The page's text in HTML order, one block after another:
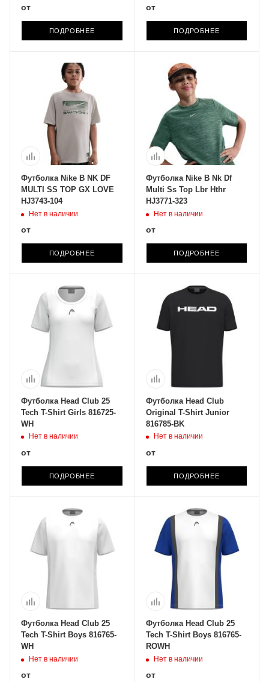
от
ПОДРОБНЕЕ
от
ПОДРОБНЕЕ
Футболка Nike B NK DF
MULTI SS TOP GX LOVE
HJ3743-104
Нет в наличии
от
ПОДРОБНЕЕ
Футболка Nike B Nk Df
Multi Ss Top Lbr Hthr
HJ3771-323
Нет в наличии
от
ПОДРОБНЕЕ
Футболка Head Club 25
Tech T-Shirt Girls 816725-
WH
Нет в наличии
от
ПОДРОБНЕЕ
Футболка Head Club
Original T-Shirt Junior
816785-BK
Нет в наличии
от
ПОДРОБНЕЕ
Футболка Head Club 25
Tech T-Shirt Boys 816765-
WH
Нет в наличии
от
Футболка Head Club 25
Tech T-Shirt Boys 816765-
ROWH
Нет в наличии
от